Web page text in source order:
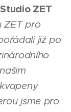
ZET
ZET pro
již po
jsme pro